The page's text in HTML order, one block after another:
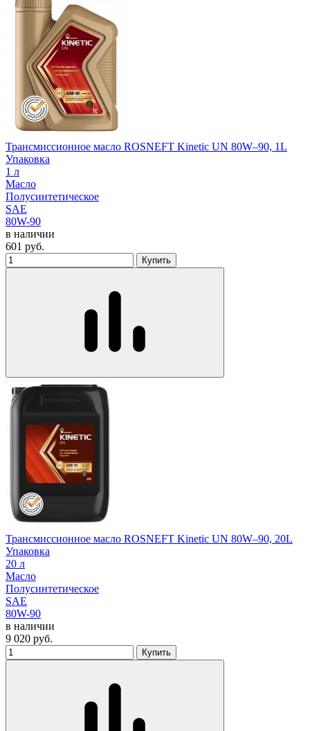
Трансмиссионное масло ROSNEFT Kinetic UN 80W–90, 1L
Упаковка
1 л
Масло
Полусинтетическое
SAE
80W-90
в наличии
601 руб.
Купить
Трансмиссионное масло ROSNEFT Kinetic UN 80W–90, 20L
Упаковка
20 л
Масло
Полусинтетическое
SAE
80W-90
в наличии
9 020 руб.
Купить